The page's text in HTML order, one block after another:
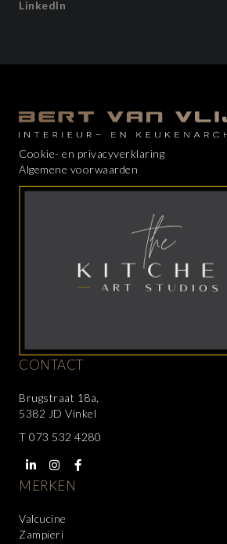
LinkedIn
Cookie- en privacyverklaring
Algemene voorwaarden
CONTACT
Brugstraat 18a,
5382 JD Vinkel
T 073 532 4280
MERKEN
Valcucine
Zampieri